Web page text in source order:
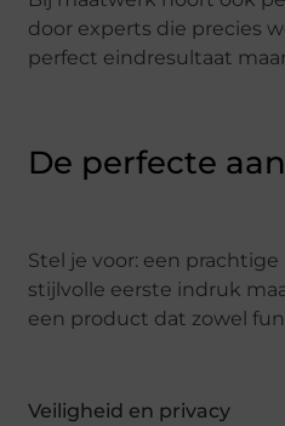
door experts die precies
perfect eindresultaat
De perfecte
Stel je voor: een
stijlvolle eerste indruk
een product dat zowel
Veiligheid en privacy